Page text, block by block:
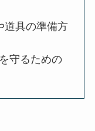
道具の準備方
守るための